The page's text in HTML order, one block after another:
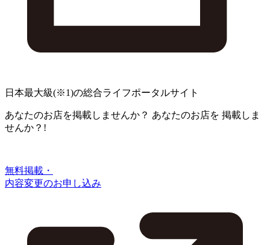
日本最大級(※1)の総合ライフポータルサイト
あなたのお店を掲載しませんか？ あなたのお店を 掲載しま
せんか？!
無料掲載・
内容変更のお申し込み